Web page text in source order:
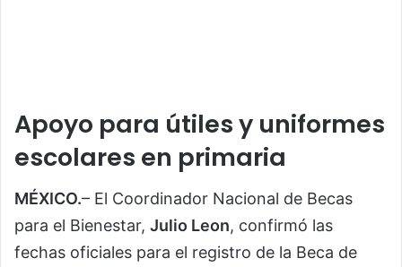
Apoyo para útiles y uniformes
escolares en primaria
MÉXICO.– El Coordinador Nacional de Becas
para el Bienestar, Julio Leon, confirmó las
fechas oficiales para el registro de la Beca de